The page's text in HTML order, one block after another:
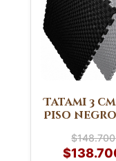
Tatami 3
Piso
$148.700
era:
$